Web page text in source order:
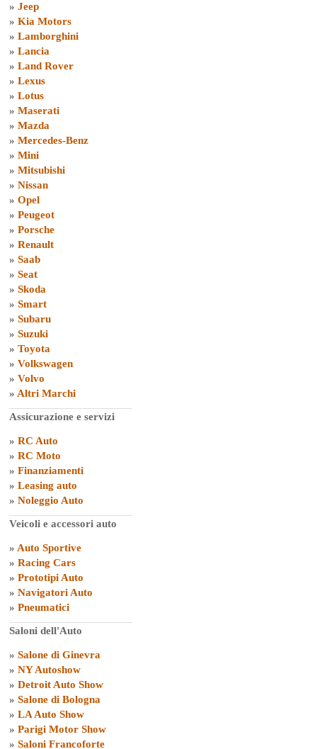
» Jeep
» Kia Motors
» Lamborghini
» Lancia
» Land Rover
» Lexus
» Lotus
» Maserati
» Mazda
» Mercedes-Benz
» Mini
» Mitsubishi
» Nissan
» Opel
» Peugeot
» Porsche
» Renault
» Saab
» Seat
» Skoda
» Smart
» Subaru
» Suzuki
» Toyota
» Volkswagen
» Volvo
» Altri Marchi
Assicurazione e servizi
» RC Auto
» RC Moto
» Finanziamenti
» Leasing auto
» Noleggio Auto
Veicoli e accessori auto
» Auto Sportive
» Racing Cars
» Prototipi Auto
» Navigatori Auto
» Pneumatici
Saloni dell'Auto
» Salone di Ginevra
» NY Autoshow
» Detroit Auto Show
» Salone di Bologna
» LA Auto Show
» Parigi Motor Show
» Saloni Francoforte